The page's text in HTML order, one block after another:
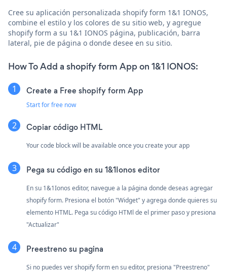
Cree su aplicación personalizada shopify form 1&1 IONOS,
combine el estilo y los colores de su sitio web, y agregue
shopify form a su 1&1 IONOS página, publicación, barra
lateral, pie de página o donde desee en su sitio.
How To Add a shopify form App on 1&1 IONOS:
Create a Free shopify form App
Start for free now
Copiar código HTML
Your code block will be available once you create your app
Pega su código en su 1&1Ionos editor
En su 1&1Ionos editor, navegue a la página donde deseas agregar
shopify form. Presiona el botón "Widget" y agrega donde quieres su
elemento HTML. Pega su código HTMl de el primer paso y presiona
"Actualizar"
Preestreno su pagina
Si no puedes ver shopify form en su editor, presiona "Preestreno"